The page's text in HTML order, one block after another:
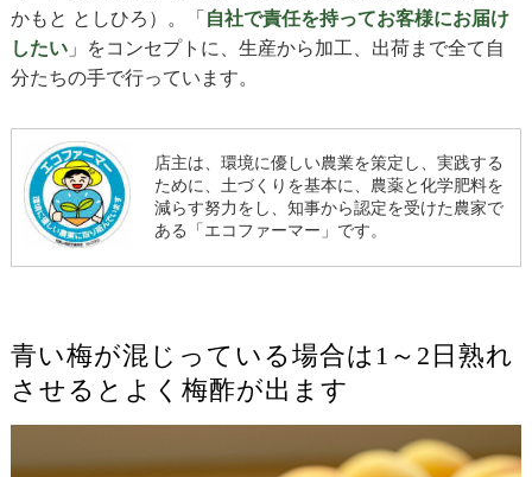
かもと としひろ）。「 自社で責任を持ってお客様にお届け
したい」をコンセプトに、生産から加工、出荷まで全て自
分たちの手で行っています。
店主は、環境に優しい農業を策定し、実践する
ために、土づくりを基本に、農薬と化学肥料を
減らす努力をし、知事から認定を受けた農家で
ある「エコファーマー」です。
青い梅が混じっている場合は1～2日熟れ
させるとよく梅酢が出ます